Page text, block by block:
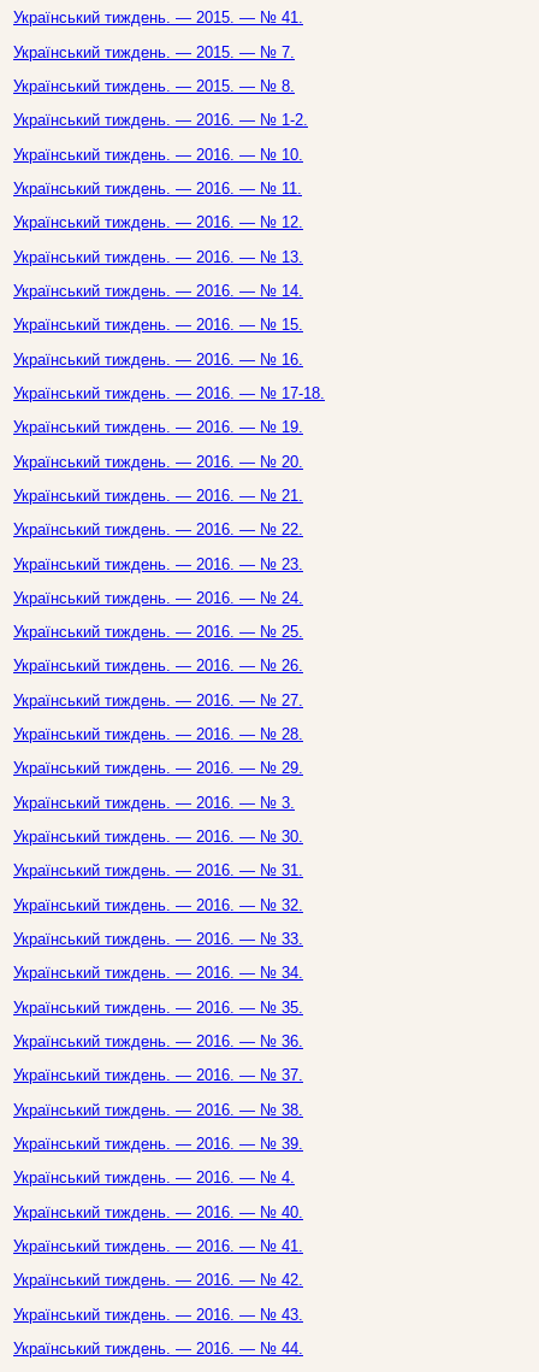
Український тиждень. — 2015. — № 41.
Український тиждень. — 2015. — № 7.
Український тиждень. — 2015. — № 8.
Український тиждень. — 2016. — № 1-2.
Український тиждень. — 2016. — № 10.
Український тиждень. — 2016. — № 11.
Український тиждень. — 2016. — № 12.
Український тиждень. — 2016. — № 13.
Український тиждень. — 2016. — № 14.
Український тиждень. — 2016. — № 15.
Український тиждень. — 2016. — № 16.
Український тиждень. — 2016. — № 17-18.
Український тиждень. — 2016. — № 19.
Український тиждень. — 2016. — № 20.
Український тиждень. — 2016. — № 21.
Український тиждень. — 2016. — № 22.
Український тиждень. — 2016. — № 23.
Український тиждень. — 2016. — № 24.
Український тиждень. — 2016. — № 25.
Український тиждень. — 2016. — № 26.
Український тиждень. — 2016. — № 27.
Український тиждень. — 2016. — № 28.
Український тиждень. — 2016. — № 29.
Український тиждень. — 2016. — № 3.
Український тиждень. — 2016. — № 30.
Український тиждень. — 2016. — № 31.
Український тиждень. — 2016. — № 32.
Український тиждень. — 2016. — № 33.
Український тиждень. — 2016. — № 34.
Український тиждень. — 2016. — № 35.
Український тиждень. — 2016. — № 36.
Український тиждень. — 2016. — № 37.
Український тиждень. — 2016. — № 38.
Український тиждень. — 2016. — № 39.
Український тиждень. — 2016. — № 4.
Український тиждень. — 2016. — № 40.
Український тиждень. — 2016. — № 41.
Український тиждень. — 2016. — № 42.
Український тиждень. — 2016. — № 43.
Український тиждень. — 2016. — № 44.